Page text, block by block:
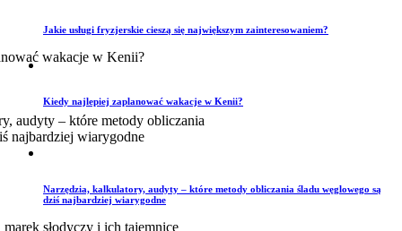
Jakie usługi fryzjerskie cieszą się największym zainteresowaniem?
Kiedy najlepiej zaplanować wakacje w Kenii?
Narzędzia, kalkulatory, audyty – które metody obliczania śladu węglowego są
dziś najbardziej wiarygodne